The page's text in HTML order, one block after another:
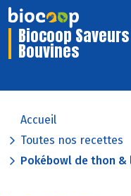
Biocoop
Bouvines
Accueil
Toutes nos recettes
Pokébowl de thon &